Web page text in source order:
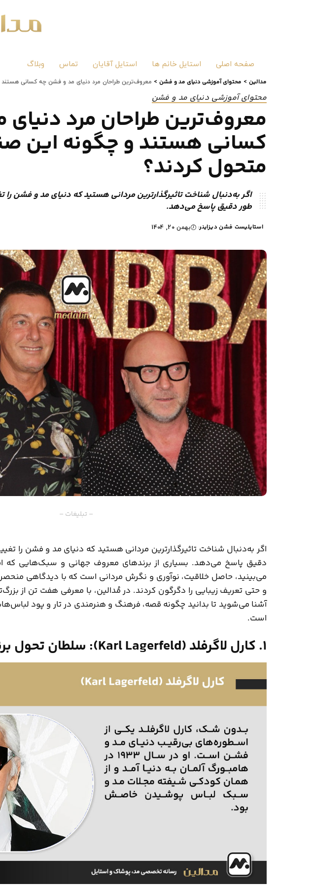
صفحه اصلی استایل خانم ها استایل آقایان تماس وبلاگ
مدالین > محتوای آموزشی دنیای مد و فشن > معروف‌ترین طراحان مرد دنیای مد و فشن چه کسانی هستند
محتوای آموزشی دنیای مد و فشن
معروف‌ترین طراحان مرد
کسانی هستند و چگونه این
متحول کردند؟
اگر به‌دنبال شناخت تاثیرگذارترین مردانی هستید که دنیای مد و فشن را
طور دقیق پاسخ می‌دهد.
استایلیست فشن دیزاینر بهمن 20, 1404
– تبلیغات –
اگر به‌دنبال شناخت تاثیرگذارترین مردانی هستید که دنیای مد و فشن را
دقیق پاسخ می‌دهد. بسیاری از برندهای معروف جهانی و سبک‌هایی که
می‌بینید، حاصل خلاقیت، نوآوری و نگرش مردانی است که با دیدگاهی
و حتی تعریف زیبایی را دگرگون کردند. درمُدالین، با معرفی هفت تن از
آشنا می‌شوید تا بدانید چگونه قصه، فرهنگ و هنرمندی در تار و پود
است.
1. کارل لاگرفلد (Karl Lagerfeld): سلطان تحول برندها